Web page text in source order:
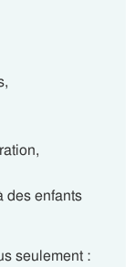
des enfants
seulement :